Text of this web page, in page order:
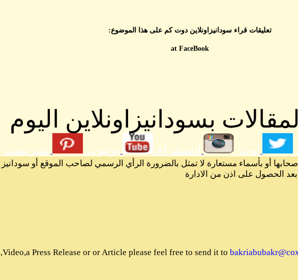
تعليقات قراء سودانيزاونلاين دوت كم على هذا الموضوع:
at FaceBook
بسودانيزاونلاين اليوم
تويتر انستقرام يوتيوب بنتيريست
أو بأسماء مستعارة لا تمثل بالضرورة الرأي الرسمي لصاحب الموقع أو
بعد الحصول على اذن من الادارة
Press Release or or Article please feel free to send it to